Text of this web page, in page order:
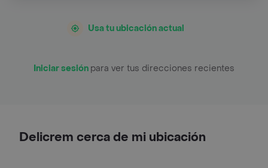
Usa tu ubicación actual
Iniciar sesión para ver tus direcciones recientes
Delicrem cerca de mi ubicación